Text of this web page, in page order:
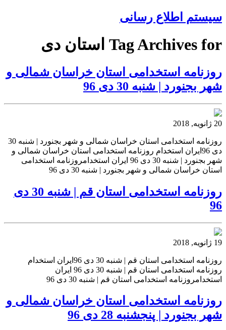
سیستم اطلاع رسانی
Tag Archives for استان دی
روزنامه استخدامی استان خراسان شمالی و
شهر بجنورد | شنبه 30 دی 96
20 ژانویه, 2018
روزنامه استخدامی استان خراسان شمالی و شهر بجنورد | شنبه 30
دی 96ایران استخدام روزنامه استخدامی استان خراسان شمالی و
شهر بجنورد | شنبه 30 دی 96 ایران استخدامروزنامه استخدامی
استان خراسان شمالی و شهر بجنورد | شنبه 30 دی 96
روزنامه استخدامی استان قم | شنبه 30 دی
96
19 ژانویه, 2018
روزنامه استخدامی استان قم | شنبه 30 دی 96ایران استخدام
روزنامه استخدامی استان قم | شنبه 30 دی 96 ایران
استخدامروزنامه استخدامی استان قم | شنبه 30 دی 96
روزنامه استخدامی استان خراسان شمالی و
شهر بجنورد | پنجشنبه 28 دی 96